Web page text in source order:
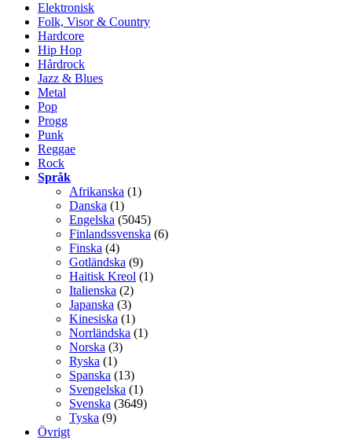
Elektronisk
Folk, Visor & Country
Hardcore
Hip Hop
Hårdrock
Jazz & Blues
Metal
Pop
Progg
Punk
Reggae
Rock
Språk
Afrikanska (1)
Danska (1)
Engelska (5045)
Finlandssvenska (6)
Finska (4)
Gotländska (9)
Haitisk Kreol (1)
Italienska (2)
Japanska (3)
Kinesiska (1)
Norrländska (1)
Norska (3)
Ryska (1)
Spanska (13)
Svengelska (1)
Svenska (3649)
Tyska (9)
Övrigt